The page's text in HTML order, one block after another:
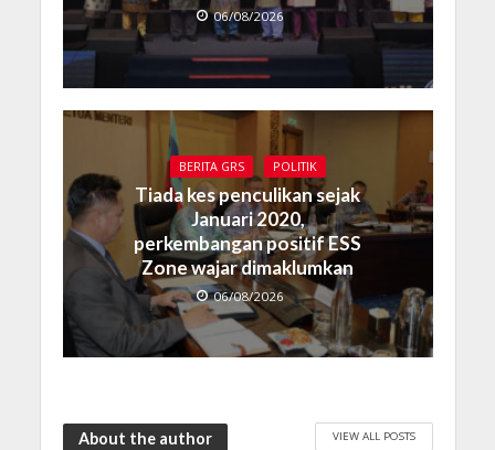
06/08/2026
BERITA GRS POLITIK
Tiada kes penculikan sejak
Januari 2020,
perkembangan positif ESS
Zone wajar dimaklumkan
06/08/2026
About the author VIEW ALL POSTS